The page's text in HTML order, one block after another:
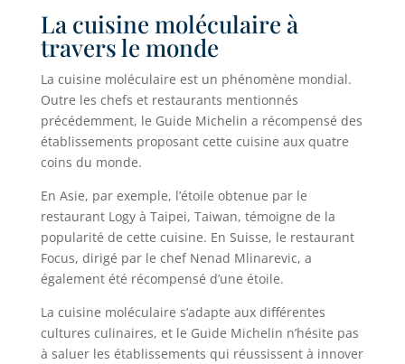
La cuisine moléculaire à
travers le monde
La cuisine moléculaire est un phénomène mondial.
Outre les chefs et restaurants mentionnés
précédemment, le Guide Michelin a récompensé des
établissements proposant cette cuisine aux quatre
coins du monde.
En Asie, par exemple, l’étoile obtenue par le
restaurant Logy à Taipei, Taiwan, témoigne de la
popularité de cette cuisine. En Suisse, le restaurant
Focus, dirigé par le chef Nenad Mlinarevic, a
également été récompensé d’une étoile.
La cuisine moléculaire s’adapte aux différentes
cultures culinaires, et le Guide Michelin n’hésite pas
à saluer les établissements qui réussissent à innover